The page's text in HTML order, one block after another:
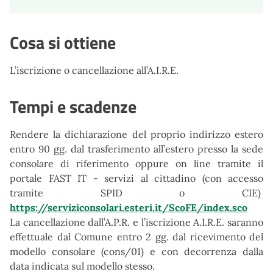
Cosa si ottiene
L’iscrizione o cancellazione all’A.I.R.E.
Tempi e scadenze
Rendere la dichiarazione del proprio indirizzo estero
entro 90 gg. dal trasferimento all’estero presso la sede
consolare di riferimento oppure on line tramite il
portale FAST IT - servizi al cittadino (con accesso
tramite SPID o CIE)
https://serviziconsolari.esteri.it/ScoFE/index.sco
La cancellazione dall’A.P.R. e l’iscrizione A.I.R.E. saranno
effettuale dal Comune entro 2 gg. dal ricevimento del
modello consolare (cons/01) e con decorrenza dalla
data indicata sul modello stesso.